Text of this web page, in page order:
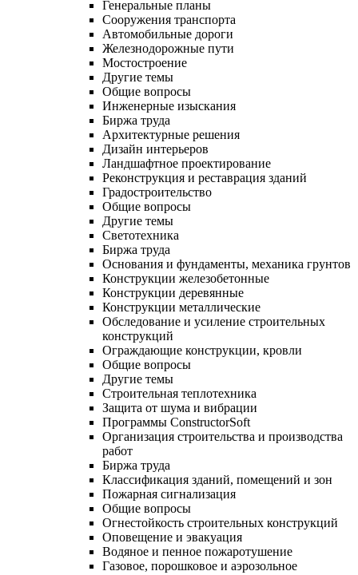
Генеральные планы
Сооружения транспорта
Автомобильные дороги
Железнодорожные пути
Мостостроение
Другие темы
Общие вопросы
Инженерные изыскания
Биржа труда
Архитектурные решения
Дизайн интерьеров
Ландшафтное проектирование
Реконструкция и реставрация зданий
Градостроительство
Общие вопросы
Другие темы
Светотехника
Биржа труда
Основания и фундаменты, механика грунтов
Конструкции железобетонные
Конструкции деревянные
Конструкции металлические
Обследование и усиление строительных
конструкций
Ограждающие конструкции, кровли
Общие вопросы
Другие темы
Строительная теплотехника
Защита от шума и вибрации
Программы ConstructorSoft
Организация строительства и производства
работ
Биржа труда
Классификация зданий, помещений и зон
Пожарная сигнализация
Общие вопросы
Огнестойкость строительных конструкций
Оповещение и эвакуация
Водяное и пенное пожаротушение
Газовое, порошковое и аэрозольное